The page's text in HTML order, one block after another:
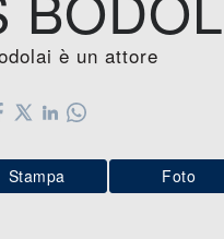
è un attore
Stampa Foto